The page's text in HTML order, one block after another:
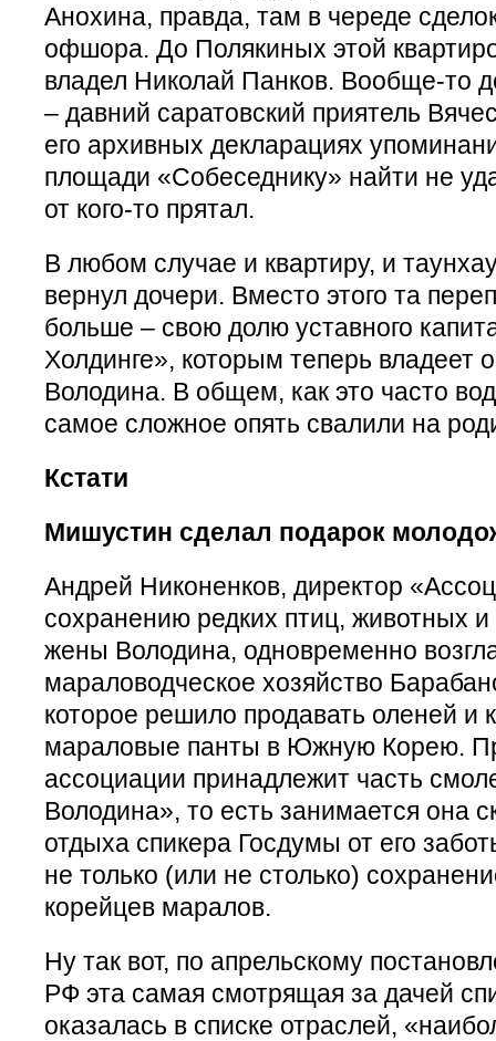
Анохина, правда, там в череде
офшора. До Полякиных этой
владел Николай Панков. Вообще-то
– давний саратовский приятель
его архивных декларациях
площади «Собеседнику» найти не
от кого-то прятал.
В любом случае и квартиру, и
вернул дочери. Вместо этого та
больше – свою долю уставного
Холдинге», которым теперь владеет
Володина. В общем, как это часто
самое сложное опять свалили на
Кстати
Мишустин сделал подарок
Андрей Никоненков, директор
сохранению редких птиц, животных
жены Володина, одновременно
мараловодческое хозяйство
которое решило продавать оленей и
мараловые панты в Южную Корею.
ассоциации принадлежит часть
Володина», то есть занимается она
отдыха спикера Госдумы от его
не только (или не столько)
корейцев маралов.
Ну так вот, по апрельскому
РФ эта самая смотрящая за дачей
оказалась в списке отраслей,